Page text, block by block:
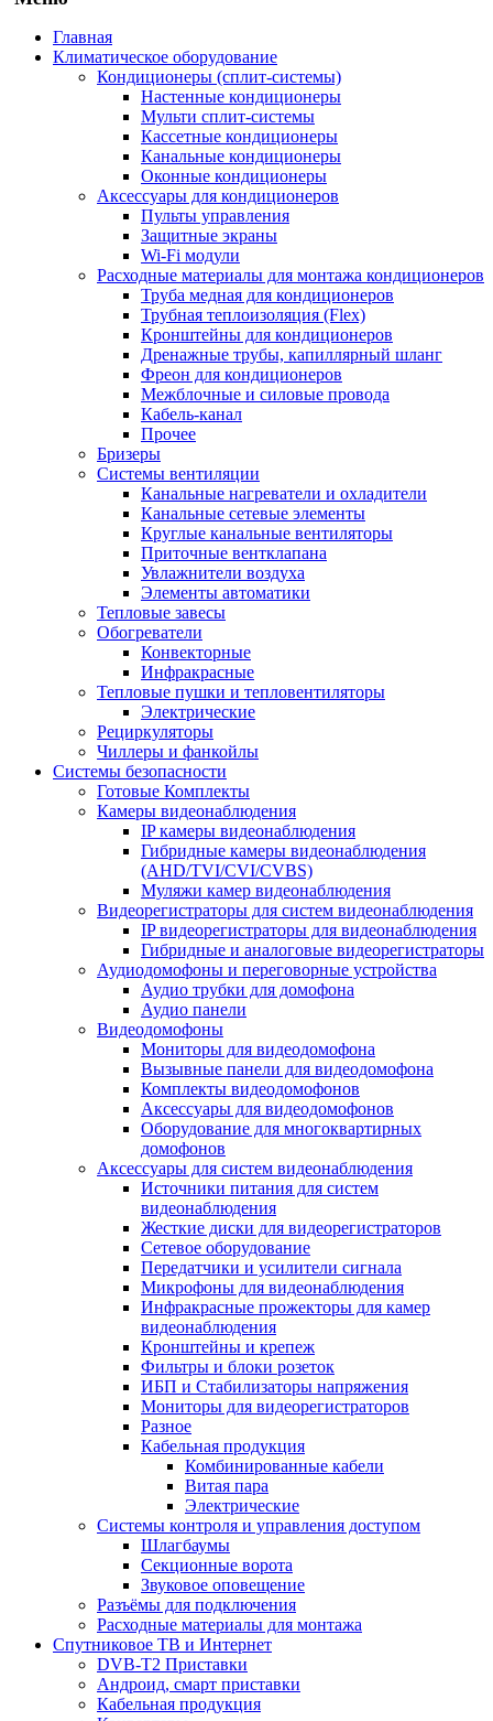
Главная
Климатическое оборудование
Кондиционеры (сплит-системы)
Настенные кондиционеры
Мульти сплит-системы
Кассетные кондиционеры
Канальные кондиционеры
Оконные кондиционеры
Аксессуары для кондиционеров
Пульты управления
Защитные экраны
Wi-Fi модули
Расходные материалы для монтажа кондиционеров
Труба медная для кондиционеров
Трубная теплоизоляция (Flex)
Кронштейны для кондиционеров
Дренажные трубы, капиллярный шланг
Фреон для кондиционеров
Межблочные и силовые провода
Кабель-канал
Прочее
Бризеры
Системы вентиляции
Канальные нагреватели и охладители
Канальные сетевые элементы
Круглые канальные вентиляторы
Приточные вентклапана
Увлажнители воздуха
Элементы автоматики
Тепловые завесы
Обогреватели
Конвекторные
Инфракрасные
Тепловые пушки и тепловентиляторы
Электрические
Рециркуляторы
Чиллеры и фанкойлы
Системы безопасности
Готовые Комплекты
Камеры видеонаблюдения
IP камеры видеонаблюдения
Гибридные камеры видеонаблюдения
(AHD/TVI/CVI/CVBS)
Муляжи камер видеонаблюдения
Видеорегистраторы для систем видеонаблюдения
IP видеорегистраторы для видеонаблюдения
Гибридные и аналоговые видеорегистраторы
Аудиодомофоны и переговорные устройства
Аудио трубки для домофона
Аудио панели
Видеодомофоны
Мониторы для видеодомофона
Вызывные панели для видеодомофона
Комплекты видеодомофонов
Аксессуары для видеодомофонов
Оборудование для многоквартирных
домофонов
Аксессуары для систем видеонаблюдения
Источники питания для систем
видеонаблюдения
Жесткие диски для видеорегистраторов
Сетевое оборудование
Передатчики и усилители сигнала
Микрофоны для видеонаблюдения
Инфракрасные прожекторы для камер
видеонаблюдения
Кронштейны и крепеж
Фильтры и блоки розеток
ИБП и Стабилизаторы напряжения
Мониторы для видеорегистраторов
Разное
Кабельная продукция
Комбинированные кабели
Витая пара
Электрические
Системы контроля и управления доступом
Шлагбаумы
Секционные ворота
Звуковое оповещение
Разъёмы для подключения
Расходные материалы для монтажа
Спутниковое ТВ и Интернет
DVB-Т2 Приставки
Андроид, смарт приставки
Кабельная продукция